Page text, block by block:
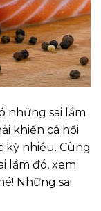
những sai lầm
khiến cá hồi
kỳ nhiều. Cùng
lầm đó, xem
Những sai